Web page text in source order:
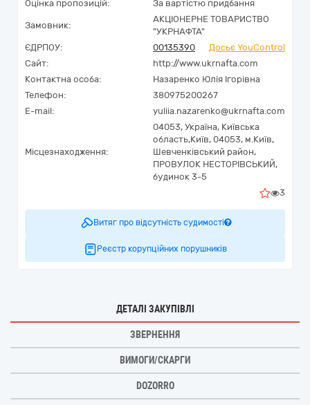
Оцінка пропозицій:
За вартістю придбання
Замовник:
АКЦІОНЕРНЕ ТОВАРИСТВО
"УКPНAФТА"
ЄДРПОУ:
00135390
Досьє YouControl
Сайт:
http://www.ukrnafta.com
Контактна особа:
Назаренко Юлія Ігорівна
Телефон:
380975200267
E-mail:
yuliia.nazarenko@ukrnafta.com
Місцезнаходження:
04053, Україна, Київська
область,Київ, 04053, м.Київ,
Шевченківський район,
ПРОВУЛОК НЕСТОРІВСЬКИЙ,
будинок 3-5
3
Витяг про відсутність судимості
Реєстр корупційних порушників
ДЕТАЛІ ЗАКУПІВЛІ
ЗВЕРНЕННЯ
ВИМОГИ/СКАРГИ
DOZORRO